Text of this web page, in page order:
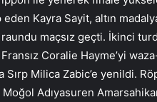
eden Kayra Sayit, altın
maçsız geçti. İkinci
Coralie Hayme’yi
Milica Zabic’e yenildi.
Adıyasuren